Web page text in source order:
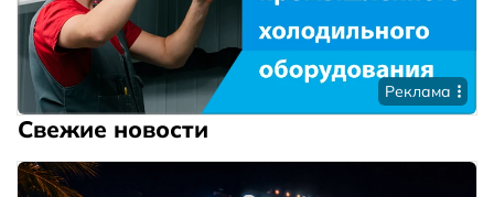
Реклама
Свежие новости